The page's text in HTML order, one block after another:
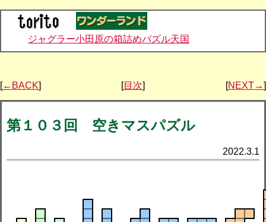
ジャグラー小田原の箱詰めパズル天国
[←BACK] [目次] [NEXT→]
第１０３回 空きマスパズル
2022.3.1